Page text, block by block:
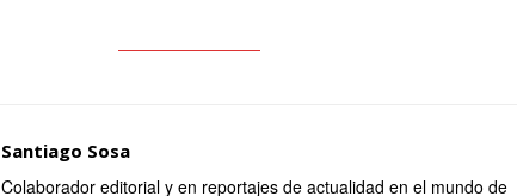
Santiago Sosa
Colaborador editorial y en reportajes de actualidad en el mundo de